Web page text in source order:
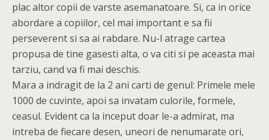
plac altor copii de varste asemanatoare. Si, ca in orice
abordare a copiilor, cel mai important e sa fii
perseverent si sa ai rabdare. Nu-l atrage cartea
propusa de tine gasesti alta, o va citi si pe aceasta mai
tarziu, cand va fi mai deschis.
Mara a indragit de la 2 ani carti de genul: Primele mele
1000 de cuvinte, apoi sa invatam culorile, formele,
ceasul. Evident ca la inceput doar le-a admirat, ma
intreba de fiecare desen, uneori de nenumarate ori,